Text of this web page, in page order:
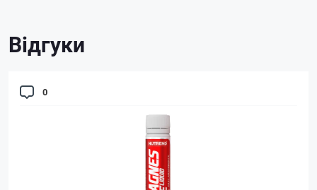
Відгуки
0